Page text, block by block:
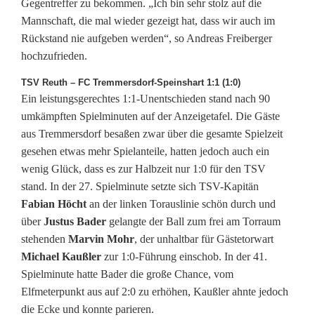
Gegentreffer zu bekommen. „Ich bin sehr stolz auf die
Mannschaft, die mal wieder gezeigt hat, dass wir auch im
Rückstand nie aufgeben werden“, so Andreas Freiberger
hochzufrieden.
TSV Reuth – FC Tremmersdorf-Speinshart 1:1 (1:0)
Ein leistungsgerechtes 1:1-Unentschieden stand nach 90
umkämpften Spielminuten auf der Anzeigetafel. Die Gäste
aus Tremmersdorf besaßen zwar über die gesamte Spielzeit
gesehen etwas mehr Spielanteile, hatten jedoch auch ein
wenig Glück, dass es zur Halbzeit nur 1:0 für den TSV
stand. In der 27. Spielminute setzte sich TSV-Kapitän
Fabian Höcht an der linken Torauslinie schön durch und
überJustus Bader gelangte der Ball zum frei am Torraum
stehenden Marvin Mohr, der unhaltbar für Gästetorwart
Michael Kaußler zur 1:0-Führung einschob. In der 41.
Spielminute hatte Bader die große Chance, vom
Elfmeterpunkt aus auf 2:0 zu erhöhen, Kaußler ahnte jedoch
die Ecke und konnte parieren.